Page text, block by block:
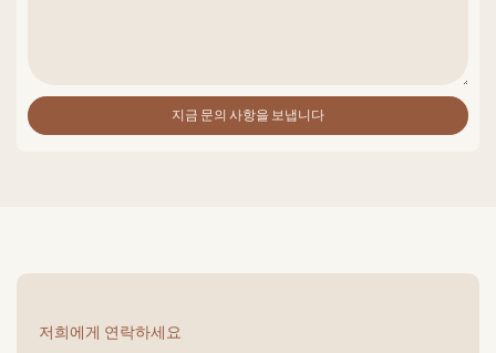
지금 문의 사항을 보냅니다
저희에게 연락하세요